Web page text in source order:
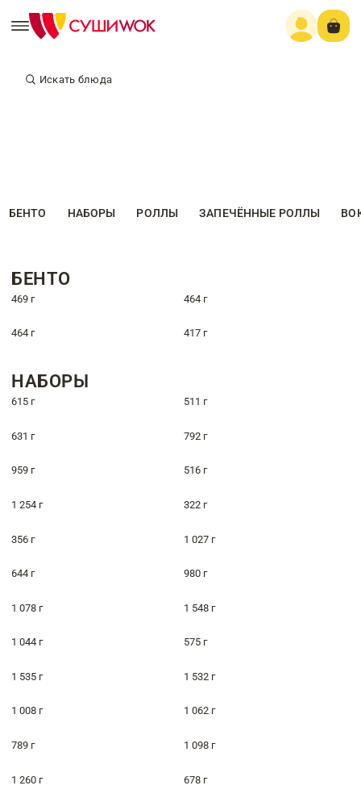
Искать блюда
БЕНТО НАБОРЫ РОЛЛЫ ЗАПЕЧЁННЫЕ РОЛЛЫ
БЕНТО
469 г 464 г
464 г 417 г
НАБОРЫ
615 г 511 г
631 г 792 г
959 г 516 г
1 254 г 322 г
356 г 1 027 г
644 г 980 г
1 078 г 1 548 г
1 044 г 575 г
1 535 г 1 532 г
1 008 г 1 062 г
789 г 1 098 г
1 260 г 678 г